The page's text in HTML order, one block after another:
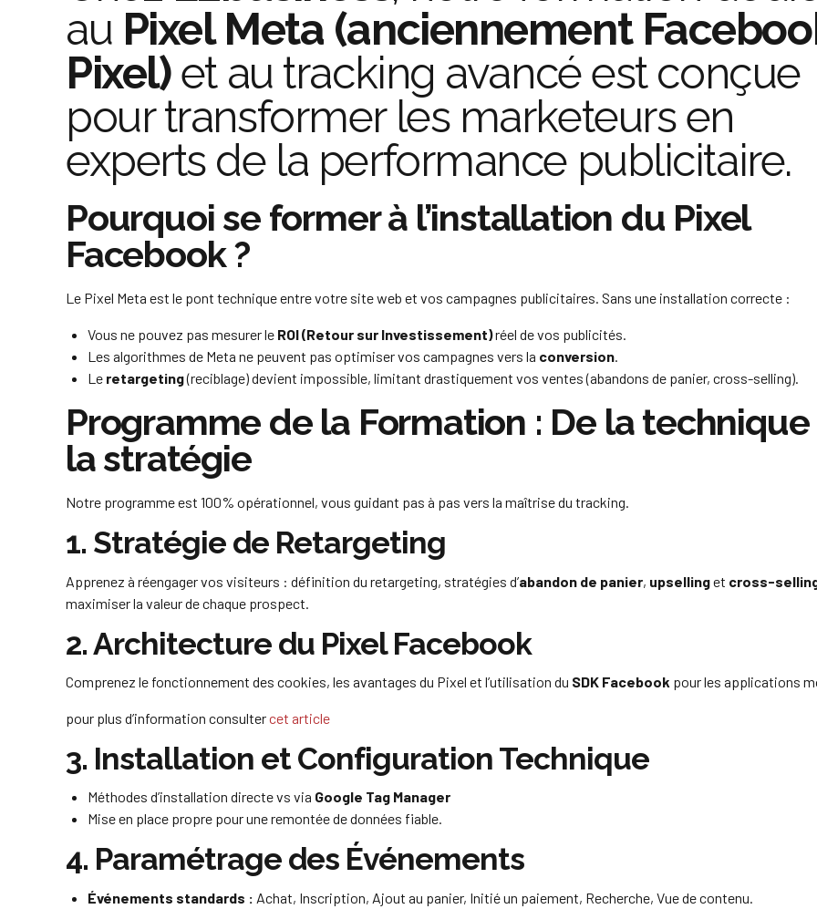
au Pixel Meta (anciennement
Pixel)et au tracking avancé est conçue
pour transformer les marketeurs en
experts de la performance publicitaire.
Pourquoi se former à l’installation du Pixel
Facebook ?
Le Pixel Meta est le pont technique entre votre site web et vos campagnes publicitaires. Sans une installation correcte :
Vous ne pouvez pas mesurer le ROI (Retour sur Investissement)réel de vos publicités.
Les algorithmes de Meta ne peuvent pas optimiser vos campagnes vers la conversion.
Le retargeting(reciblage) devient impossible, limitant drastiquement vos ventes (abandons de panier, cross-selling).
Programme de la Formation : De la technique
la stratégie
Notre programme est 100% opérationnel, vous guidant pas à pas vers la maîtrise du tracking.
1. Stratégie de Retargeting
Apprenez à réengager vos visiteurs : définition du retargeting, stratégies d’abandon de panier, upsellinget cross-
maximiser la valeur de chaque prospect.
2. Architecture du Pixel Facebook
Comprenez le fonctionnement des cookies, les avantages du Pixel et l’utilisation du SDK Facebook pour les applications
pour plus d’information consultercet article
3. Installation et Configuration Technique
Méthodes d’installation directe vs via Google Tag Manager
Mise en place propre pour une remontée de données fiable.
4. Paramétrage des Événements
Événements standards : Achat, Inscription, Ajout au panier, Initié un paiement, Recherche, Vue de contenu.